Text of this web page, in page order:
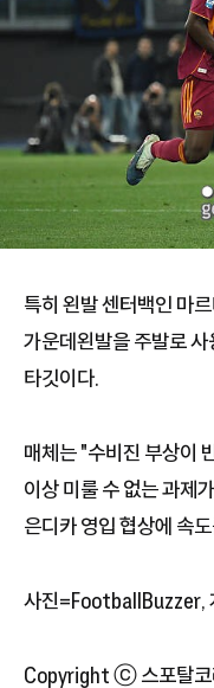
특히 왼발 센터백인 마
가운데왼발을 주발로
타깃이다.
매체는 "수비진 부상이
이상 미룰 수 없는 과제
은디카 영입 협상에 속
사진=FootballBuzzer,
Copyright ⓒ 스포탈코